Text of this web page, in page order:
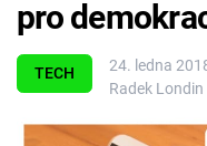
Témata
TECH
24. ledna
Radek Londin
pro